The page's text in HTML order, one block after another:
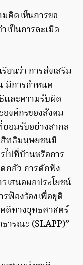
คิดเห็นการขอ
เป็นการละเมิด
ยนว่า การส่งเสริม
มีการกำหนด
ละความรับผิด
งค์กรของสังคม
อมรับอย่างสากล
ทธิมนุษยชนมี
ปที่บ้านหรือการ
ดกลัว การดักฟัง
เสนอผลประโยชน์
ฟ้องร้องเพื่อยุติ
คดีทางยุทธศาสตร์
ารณะ (SLAPP)”